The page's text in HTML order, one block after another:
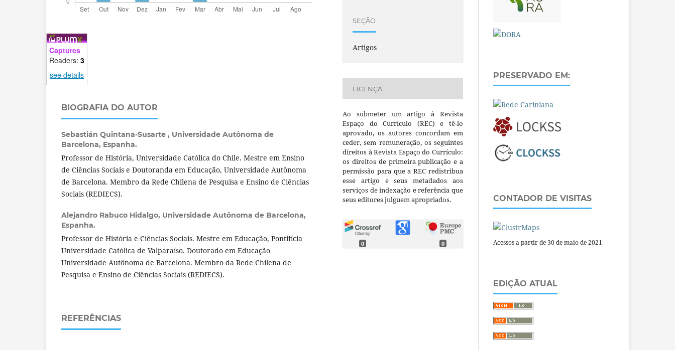
Captures
Readers: 3
see details
BIOGRAFIA DO AUTOR
Sebastián Quintana-Susarte , Universidade Autônoma de
Barcelona, Espanha.
Professor de História, Universidade Católica do Chile. Mestre em Ensino
de Ciências Sociais e Doutoranda em Educação, Universidade Autônoma
de Barcelona. Membro da Rede Chilena de Pesquisa e Ensino de Ciências
Sociais (REDIECS).
Alejandro Rabuco Hidalgo, Universidade Autônoma de Barcelona,
Espanha.
Professor de História e Ciências Sociais. Mestre em Educação, Pontifícia
Universidade Católica de Valparaíso. Doutorado em Educação
Universidade Autônoma de Barcelona. Membro da Rede Chilena de
Pesquisa e Ensino de Ciências Sociais (REDIECS).
REFERÊNCIAS
SEÇÃO
Artigos
LICENÇA
Ao submeter um artigo à Revista
Espaço do Currículo (REC) e tê-lo
aprovado, os autores concordam em
ceder, sem remuneração, os seguintes
direitos à Revista Espaço do Currículo:
os direitos de primeira publicação e a
permissão para que a REC redistribua
esse artigo e seus metadados aos
serviços de indexação e referência que
seus editores julguem apropriados.
0 0
PRESERVADO EM:
CONTADOR DE VISITAS
Acessos a partir de 30 de maio de 2021
EDIÇÃO ATUAL